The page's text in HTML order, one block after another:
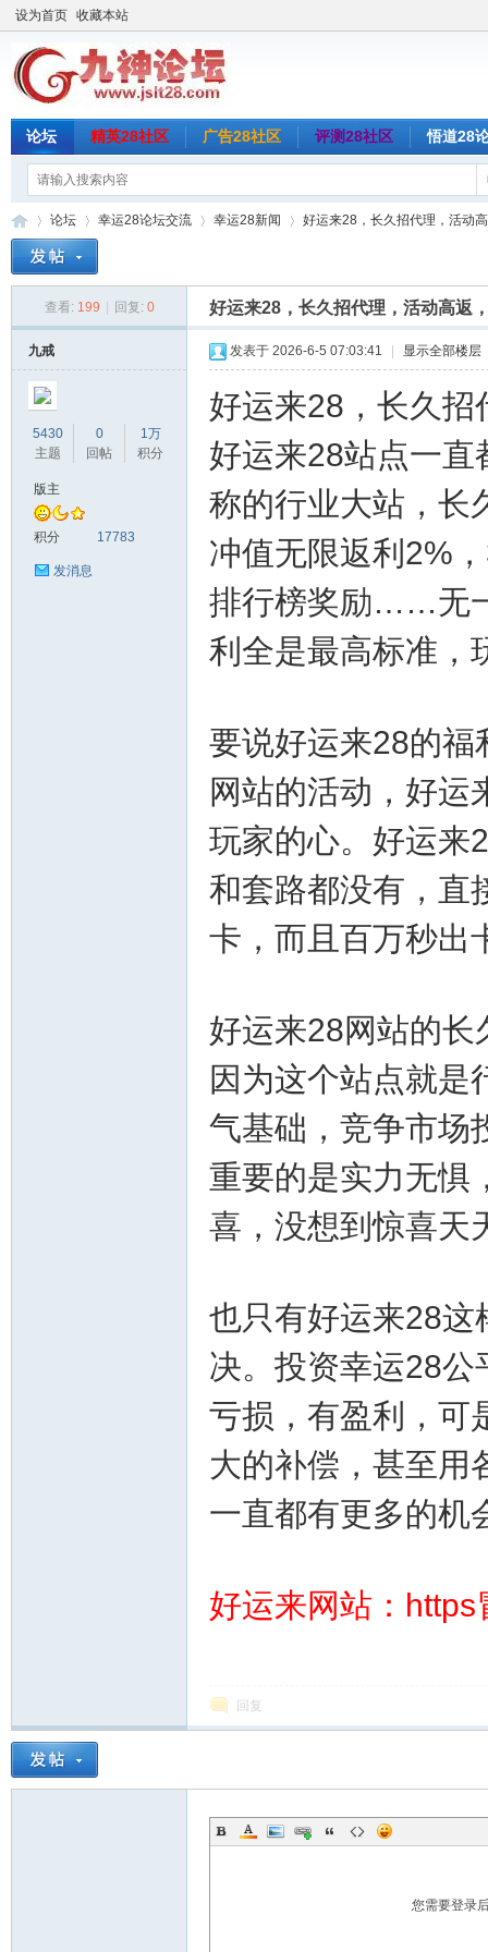
设为首页 收藏本站
论坛 精英28社区 广告28社区 评测28社区 悟道28
论坛
›
幸运28论坛交流 幸运28新闻 好运来28，长久招代理，活动
查看: 199 回复: 0 好运来28，长久招代理，活动高返
九戒
5430
主题
0
回帖
1万
积分
版主
积分 17783
发消息
发表于 2026-6-5 07:03:41 显示全部楼层
好运来28，长久招
好运来28站点一直
称的行业大站，长
冲值无限返利2%
排行榜奖励……无
利全是最高标准，
要说好运来28的福
网站的活动，好运
玩家的心。好运来
和套路都没有，
卡，而且百万秒出
好运来28网站的长
因为这个站点就是
气基础，竞争市场
重要的是实力无惧
喜，没想到惊喜天
也只有好运来28这
决。投资幸运28公
亏损，有盈利，可
大的补偿，甚至用
一直都有更多的机
好运来网站：
回复
您需要登录